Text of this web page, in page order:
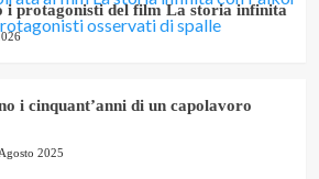
i protagonisti del film La storia infinita
i cinquant’anni di un capolavoro
2025